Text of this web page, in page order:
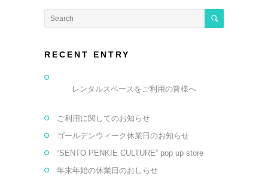
RECENT ENTRY
レンタルスペースをご利用の皆様へ
ご利用に関してのお知らせ
ゴールデンウィーク休業日のお知らせ
“SENTO PENKIE CULTURE” pop up store
年末年始の休業日のおしらせ